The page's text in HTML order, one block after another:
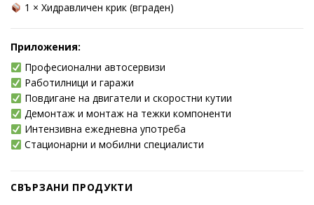
1 × Хидравличен крик (вграден)
Приложения:
Професионални автосервизи
Работилници и гаражи
Повдигане на двигатели и скоростни кутии
Демонтаж и монтаж на тежки компоненти
Интензивна ежедневна употреба
Стационарни и мобилни специалисти
СВЪРЗАНИ ПРОДУКТИ